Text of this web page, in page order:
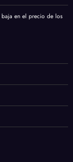
en el precio de los